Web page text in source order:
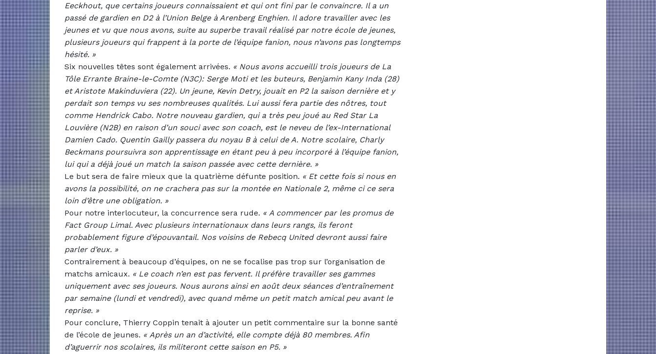
Eeckhout, que certains joueurs connaissaient et qui ont fini par le convaincre. Il a un
passé de gardien en D2 à l’Union Belge à Arenberg Enghien. Il adore travailler avec les
jeunes et vu que nous avons, suite au superbe travail réalisé par notre école de jeunes,
plusieurs joueurs qui frappent à la porte de l’équipe fanion, nous n’avons pas longtemps
hésité. »
Six nouvelles têtes sont également arrivées. « Nous avons accueilli trois joueurs de La
Tôle Errante Braine-le-Comte (N3C): Serge Moti et les buteurs, Benjamin Kany Inda (28)
et Aristote Makinduviera (22). Un jeune, Kevin Detry, jouait en P2 la saison dernière et y
perdait son temps vu ses nombreuses qualités. Lui aussi fera partie des nôtres, tout
comme Hendrick Cabo. Notre nouveau gardien, qui a très peu joué au Red Star La
Louvière (N2B) en raison d’un souci avec son coach, est le neveu de l’ex-International
Damien Cado. Quentin Gailly passera du noyau B à celui de A. Notre scolaire, Charly
Beckmans poursuivra son apprentissage en étant peu à peu incorporé à l’équipe fanion,
lui qui a déjà joué un match la saison passée avec cette dernière. »
Le but sera de faire mieux que la quatrième défunte position. « Et cette fois si nous en
avons la possibilité, on ne crachera pas sur la montée en Nationale 2, même ci ce sera
loin d’être une obligation. »
Pour notre interlocuteur, la concurrence sera rude. « A commencer par les promus de
Fact Group Limal. Avec plusieurs internationaux dans leurs rangs, ils feront
probablement figure d’épouvantail. Nos voisins de Rebecq United devront aussi faire
parler d’eux. »
Contrairement à beaucoup d’équipes, on ne se focalise pas trop sur l’organisation de
matchs amicaux. « Le coach n’en est pas fervent. Il préfère travailler ses gammes
uniquement avec ses joueurs. Nous aurons ainsi en août deux séances d’entraînement
par semaine (lundi et vendredi), avec quand même un petit match amical peu avant le
reprise. »
Pour conclure, Thierry Coppin tenait à ajouter un petit commentaire sur la bonne santé
de l’école de jeunes. « Après un an d’activité, elle compte déjà 80 membres. Afin
d’aguerrir nos scolaires, ils militeront cette saison en P5. »